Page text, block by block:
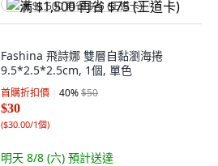
满 $1,500 再省 $75 (王道卡)
Fashina 飛詩娜 雙層自黏瀏海捲
9.5*2.5*2.5cm, 1個, 單色
首購折扣價 40%$50
$30
($30.00/1個)
明天 8/8 (六) 預計送達